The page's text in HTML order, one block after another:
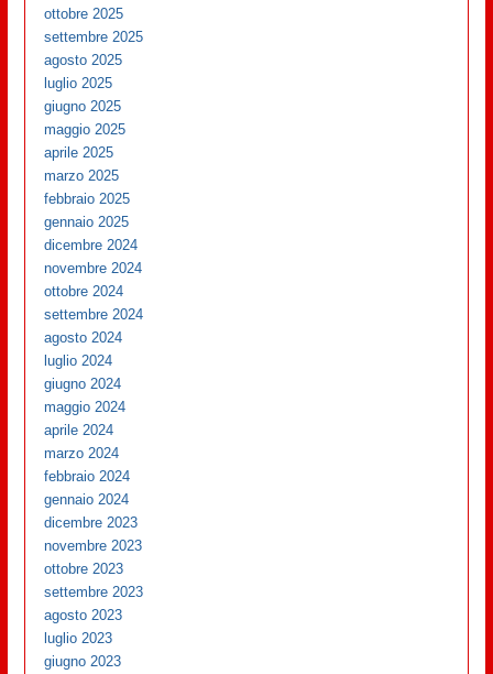
ottobre 2025
settembre 2025
agosto 2025
luglio 2025
giugno 2025
maggio 2025
aprile 2025
marzo 2025
febbraio 2025
gennaio 2025
dicembre 2024
novembre 2024
ottobre 2024
settembre 2024
agosto 2024
luglio 2024
giugno 2024
maggio 2024
aprile 2024
marzo 2024
febbraio 2024
gennaio 2024
dicembre 2023
novembre 2023
ottobre 2023
settembre 2023
agosto 2023
luglio 2023
giugno 2023